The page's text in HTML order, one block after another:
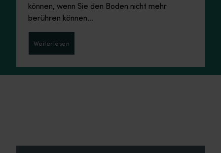
können, wenn Sie den Boden nicht mehr
berühren können...
Weiterlesen
Weiterlesen